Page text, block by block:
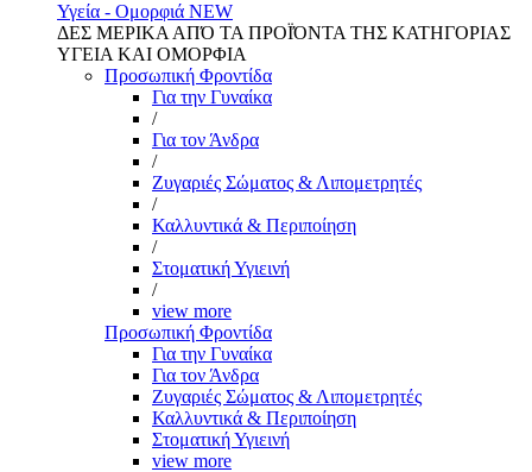
Υγεία - Ομορφιά NEW
ΔΕΣ ΜΕΡΙΚΑ ΑΠΌ ΤΑ ΠΡΟΪΌΝΤΑ ΤΗΣ ΚΑΤΗΓΟΡΙΑΣ
ΥΓΕΙΑ ΚΑΙ ΟΜΟΡΦΙΑ
Προσωπική Φροντίδα
Για την Γυναίκα
/
Για τον Άνδρα
/
Ζυγαριές Σώματος & Λιπομετρητές
/
Καλλυντικά & Περιποίηση
/
Στοματική Υγιεινή
/
view more
Προσωπική Φροντίδα
Για την Γυναίκα
Για τον Άνδρα
Ζυγαριές Σώματος & Λιπομετρητές
Καλλυντικά & Περιποίηση
Στοματική Υγιεινή
view more